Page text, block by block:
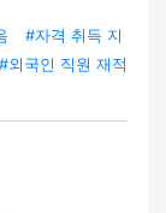
#자격 취득 지
#외국인 직원 재적